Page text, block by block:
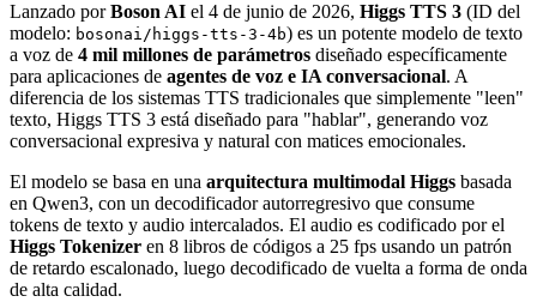
Lanzado porBoson AI el 4 de junio de 2026, Higgs TTS 3 (ID del
modelo: bosonai/higgs-tts-3-4b) es un potente modelo de texto
a voz de 4 mil millones de parámetros diseñado específicamente
para aplicaciones de agentes de voz e IA conversacional. A
diferencia de los sistemas TTS tradicionales que simplemente "leen"
texto, Higgs TTS 3 está diseñado para "hablar", generando voz
conversacional expresiva y natural con matices emocionales.
El modelo se basa en una arquitectura multimodal Higgs basada
en Qwen3, con un decodificador autorregresivo que consume
tokens de texto y audio intercalados. El audio es codificado por el
Higgs Tokenizer en 8 libros de códigos a 25 fps usando un patrón
de retardo escalonado, luego decodificado de vuelta a forma de onda
de alta calidad.